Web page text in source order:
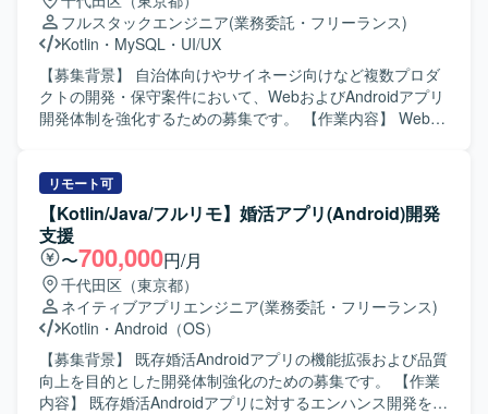
フルスタックエンジニア(業務委託・フリーランス)
Kotlin ・ MySQL ・ UI/UX
【募集背景】 自治体向けやサイネージ向けなど複数プロダ
クトの開発・保守案件において、WebおよびAndroidアプリ
開発体制を強化するための募集です。 【作業内容】 Webア
いただきます。 具体的には、自治体向け健康管理アプリの
Web／Androidアプリ開発、サイネージ受付システムの
Androidアプリ開発、PHP／Node.jsを用いたバックエン
ド・Webシステム開発、KotlinによるAndroidネイティブア
プリ開発、REST API連携やDB設計、管理画面開発、UI/UX
改善、機能追加・改修対応、iOS／Web／サーバーサイドと
の仕様調整・連携開発、Firebaseやクラウドサービスを利
用したアプリ連携、保守運用や障害調査、パフォーマンス
改善対応などを行っていただきます。 【求める人物像】 フ
ロントエンドからバックエンドまで幅広い領域に対して主
体的にキャッチアップしながら取り組める方を求めていま
リモート可
【Kotlin/Java/フルリモ】婚活アプリ(Android)開発
支援
〜700,000円/月
千代田区（東京都）
ネイティブアプリエンジニア(業務委託・フリーランス)
Kotlin ・ Android（OS）
【募集背景】 既存婚活Androidアプリの機能拡張および品質
向上を目的とした開発体制強化のための募集です。 【作業
内容】 既存婚活Androidアプリに対するエンハンス開発を行